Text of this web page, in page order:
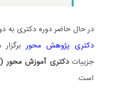
در حال حاضر دوره دکتری به
دکتری پژوهش محور
جزییاتدکتری آموزش محور (
است.